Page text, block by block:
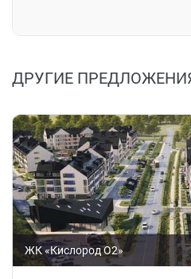
ДРУГИЕ
ЖК «Кислород О2»